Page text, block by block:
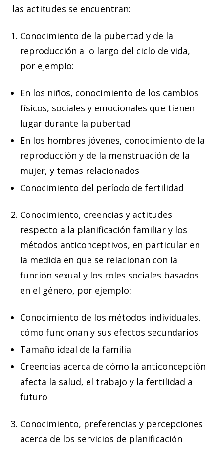
las actitudes se encuentran:
Conocimiento de la pubertad y de la
reproducción a lo largo del ciclo de vida,
por ejemplo:
En los niños, conocimiento de los cambios
físicos, sociales y emocionales que tienen
lugar durante la pubertad
En los hombres jóvenes, conocimiento de la
reproducción y de la menstruación de la
mujer, y temas relacionados
Conocimiento del período de fertilidad
Conocimiento, creencias y actitudes
respecto a la planificación familiar y los
métodos anticonceptivos, en particular en
la medida en que se relacionan con la
función sexual y los roles sociales basados
en el género, por ejemplo:
Conocimiento de los métodos individuales,
cómo funcionan y sus efectos secundarios
Tamaño ideal de la familia
Creencias acerca de cómo la anticoncepción
afecta la salud, el trabajo y la fertilidad a
futuro
Conocimiento, preferencias y percepciones
acerca de los servicios de planificación